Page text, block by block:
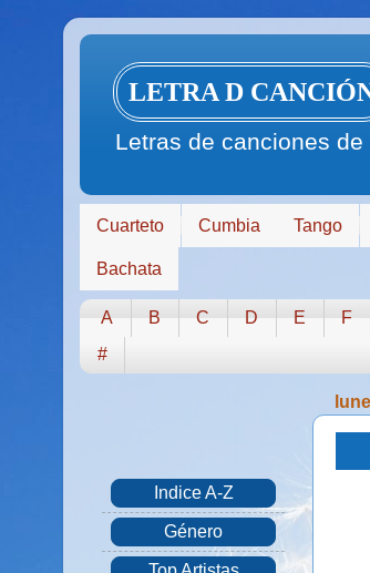
LETRA D
Letras de canciones
Cuarteto Cumbia Tango
Bachata
A B C D E F
#
Indice A-Z
Género